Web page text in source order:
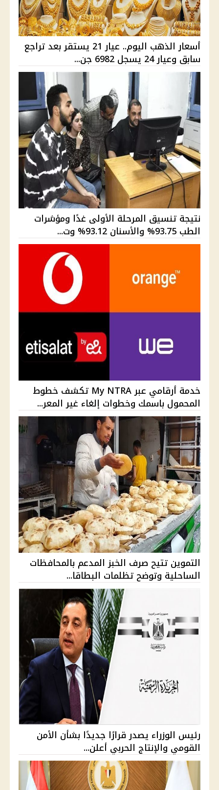
أسعار الذهب اليوم.. عيار 21 يستقر بعد تراجع
سابق وعيار 24 يسجل 6982 جن...
نتيجة تنسيق المرحلة الأولى غدًا ومؤشرات
الطب 93.75% والأسنان 93.12% وت...
خدمة أرقامي عبر My NTRA تكشف خطوط
المحمول باسمك وخطوات إلغاء غير المعر...
التموين تتيح صرف الخبز المدعم بالمحافظات
الساحلية وتوضح تظلمات البطاقا...
رئيس الوزراء يصدر قرارًا جديدًا بشأن الأمن
القومي والإنتاج الحربي أعلن...